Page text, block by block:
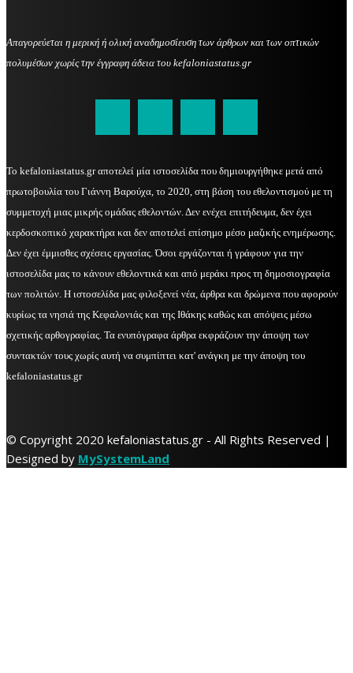
Απαγορεύεται η μερική ή ολική αναδημοσίευση των άρθρων και των οπτικών
πολυμέσων χωρίς την έγγραφη άδεια του kefaloniastatus.gr
Το kefaloniastatus.gr αποτελεί μία ιστοσελίδα που δημιουργήθηκε μετά από
πρωτοβουλία του Γιάννη Βαρούχα, το 2020, στη βάση του εθελοντισμού με τη
συμμετοχή μιας μικρής ομάδας εθελοντών. Δεν ενέχει επιτήδευμα, δεν έχει
κερδοσκοπικό χαρακτήρα και δεν αποτελεί επίσημο μέσο μαζικής ενημέρωσης.
Δεν έχει έμμισθες σχέσεις εργασίας. Όσοι εργάζονται ή γράφουν για την
ιστοσελίδα μας το κάνουν εθελοντικά και από μεράκι προς τη δημοσιογραφία
των πολιτών. Η ιστοσελίδα μας φιλοξενεί νέα, άρθρα και δρώμενα που αφορούν
κυρίως τα νησιά της Κεφαλονιάς και της Ιθάκης καθώς και απόψεις μέσω
σχετικής αρθογραφίας. Τα ενυπόγραφα άρθρα εκφράζουν την άποψη των
συντακτών τους χωρίς αυτή να συμπίπτει κατ' ανάγκη με την άποψη του
kefaloniastatus.gr
© Copyright 2020 kefaloniastatus.gr - All Rights Reserved |
Designed by MySystemLand